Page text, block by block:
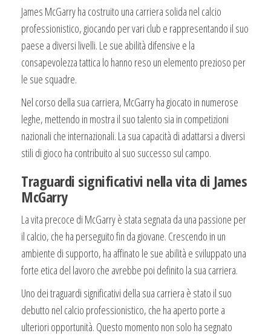
James McGarry ha costruito una carriera solida nel calcio
professionistico, giocando per vari club e rappresentando il suo
paese a diversi livelli. Le sue abilità difensive e la
consapevolezza tattica lo hanno reso un elemento prezioso per
le sue squadre.
Nel corso della sua carriera, McGarry ha giocato in numerose
leghe, mettendo in mostra il suo talento sia in competizioni
nazionali che internazionali. La sua capacità di adattarsi a diversi
stili di gioco ha contribuito al suo successo sul campo.
Traguardi significativi nella vita di James
McGarry
La vita precoce di McGarry è stata segnata da una passione per
il calcio, che ha perseguito fin da giovane. Crescendo in un
ambiente di supporto, ha affinato le sue abilità e sviluppato una
forte etica del lavoro che avrebbe poi definito la sua carriera.
Uno dei traguardi significativi della sua carriera è stato il suo
debutto nel calcio professionistico, che ha aperto porte a
ulteriori opportunità. Questo momento non solo ha segnato